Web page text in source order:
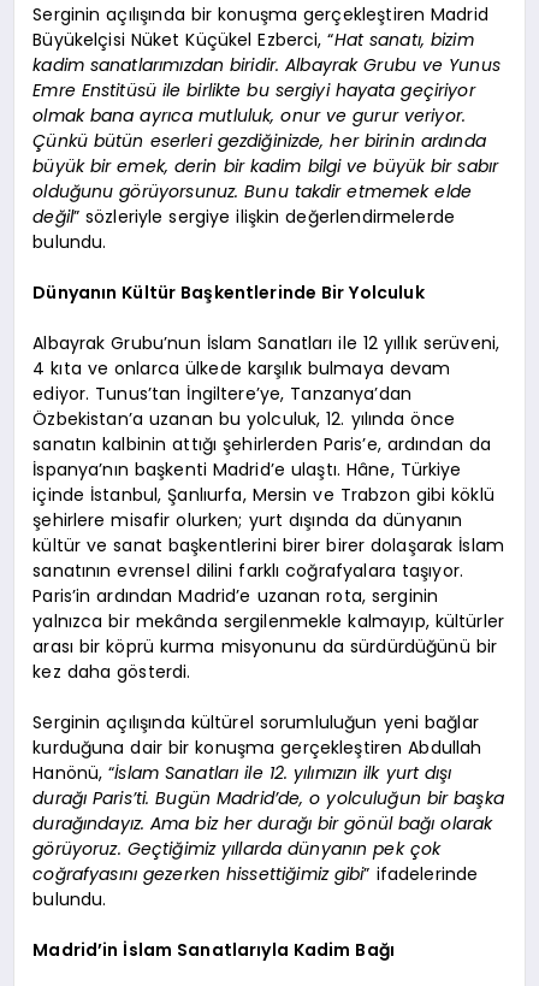
Serginin açılışında bir konuşma gerçekleştiren Madrid
Büyükelçisi Nüket Küçükel Ezberci, “Hat sanatı, bizim
kadim sanatlarımızdan biridir. Albayrak Grubu ve Yunus
Emre Enstitüsü ile birlikte bu sergiyi hayata geçiriyor
olmak bana ayrıca mutluluk, onur ve gurur veriyor.
Çünkü bütün eserleri gezdiğinizde, her birinin ardında
büyük bir emek, derin bir kadim bilgi ve büyük bir sabır
olduğunu görüyorsunuz. Bunu takdir etmemek elde
değil” sözleriyle sergiye ilişkin değerlendirmelerde
bulundu.
Dünyanın Kültür Başkentlerinde Bir Yolculuk
Albayrak Grubu’nun İslam Sanatları ile 12 yıllık serüveni,
4 kıta ve onlarca ülkede karşılık bulmaya devam
ediyor. Tunus’tan İngiltere’ye, Tanzanya’dan
Özbekistan’a uzanan bu yolculuk, 12. yılında önce
sanatın kalbinin attığı şehirlerden Paris’e, ardından da
İspanya’nın başkenti Madrid’e ulaştı. Hâne, Türkiye
içinde İstanbul, Şanlıurfa, Mersin ve Trabzon gibi köklü
şehirlere misafir olurken; yurt dışında da dünyanın
kültür ve sanat başkentlerini birer birer dolaşarak İslam
sanatının evrensel dilini farklı coğrafyalara taşıyor.
Paris’in ardından Madrid’e uzanan rota, serginin
yalnızca bir mekânda sergilenmekle kalmayıp, kültürler
arası bir köprü kurma misyonunu da sürdürdüğünü bir
kez daha gösterdi.
Serginin açılışında kültürel sorumluluğun yeni bağlar
kurduğuna dair bir konuşma gerçekleştiren Abdullah
Hanönü, “İslam Sanatları ile 12. yılımızın ilk yurt dışı
durağı Paris’ti. Bugün Madrid’de, o yolculuğun bir başka
durağındayız. Ama biz her durağı bir gönül bağı olarak
görüyoruz. Geçtiğimiz yıllarda dünyanın pek çok
coğrafyasını gezerken hissettiğimiz gibi” ifadelerinde
bulundu.
Madrid’in İslam Sanatlarıyla Kadim Bağı